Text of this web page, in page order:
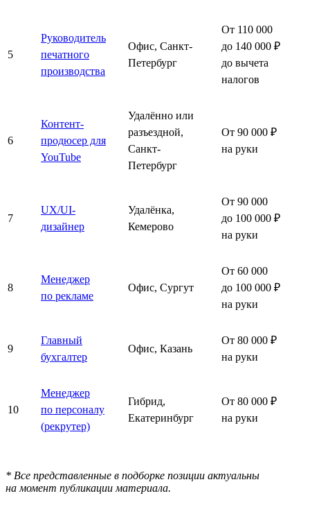
5
Руководитель
печатного
производства
Офис, Санкт-
Петербург
От 110 000
до 140 000 ₽
до вычета
налогов
6
Контент-
продюсер для
YouTube
Удалённо или
разъездной,
Санкт-
Петербург
От 90 000 ₽
на руки
7
UX/UI-
дизайнер
Удалёнка,
Кемерово
От 90 000
до 100 000 ₽
на руки
8
Менеджер
по рекламе
Офис, Сургут
От 60 000
до 100 000 ₽
на руки
9
Главный
бухгалтер
Офис, Казань
От 80 000 ₽
на руки
10
Менеджер
по персоналу
(рекрутер)
Гибрид,
Екатеринбург
От 80 000 ₽
на руки
* Все представленные в подборке позиции актуальны
на момент публикации материала.